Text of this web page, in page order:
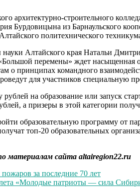
архитектурно-строительного
из Барнаульского
политехнического
Алтайского края Натальи
перемены» ждет насыщенная
о принципах командного
для участников специальную
рублей на образование или запуск
а призеры в этой категории
образовательную программу от
топ-20 образовательных
материалам сайта altairegion22.ru
за последние 70 лет
«Молодые патриоты — сила